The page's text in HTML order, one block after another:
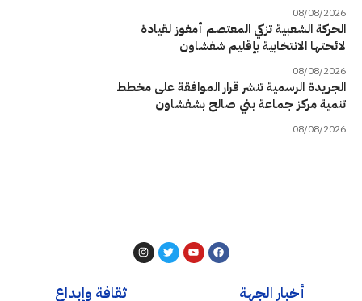
08/08/2026
الحركة الشعبية تزكي المعتصم أمغوز لقيادة
لائحتها الانتخابية بإقليم شفشاون
08/08/2026
الجريدة الرسمية تنشر قرار الموافقة على مخطط
تنمية مركز جماعة بني صالح بشفشاون
08/08/2026
أخبار الجهة ثقافة وإبداع